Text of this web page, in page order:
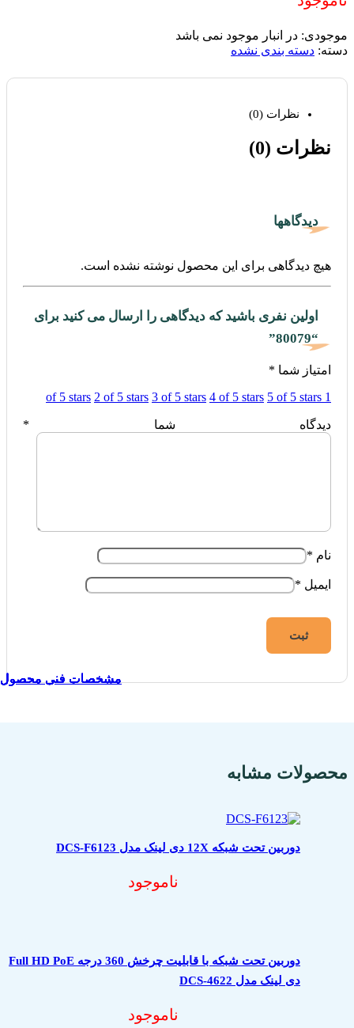
موجودی: در انبار موجود نمی باشد
دسته: دسته بندی نشده
نظرات (0)
نظرات (0)
دیدگاهها
هیچ دیدگاهی برای این محصول نوشته نشده است.
اولین نفری باشید که دیدگاهی را ارسال می کنید برای
“80079”
امتیاز شما *
1 of 5 stars
2 of 5 stars 3 of 5 stars 4 of 5 stars 5 of 5 stars
دیدگاه شما *
نام *
ایمیل *
محصولات مشابه
مشخصات فنی محصول
دوربین تحت شبکه 12X دی لینک مدل DCS-F6123
ناموجود
مشخصات فنی محصول
دوربین تحت شبکه با قابلیت چرخش 360 درجه Full HD PoE
دی لینک مدل DCS-4622
ناموجود
مشخصات فنی محصول
مشخصات فنی محصول
مشخصات فنی محصول
مشخصات فنی محصول
مشخصات فنی محصول
مشخصات فنی محصول
مشخصات فنی محصول
مشخصات فنی محصول